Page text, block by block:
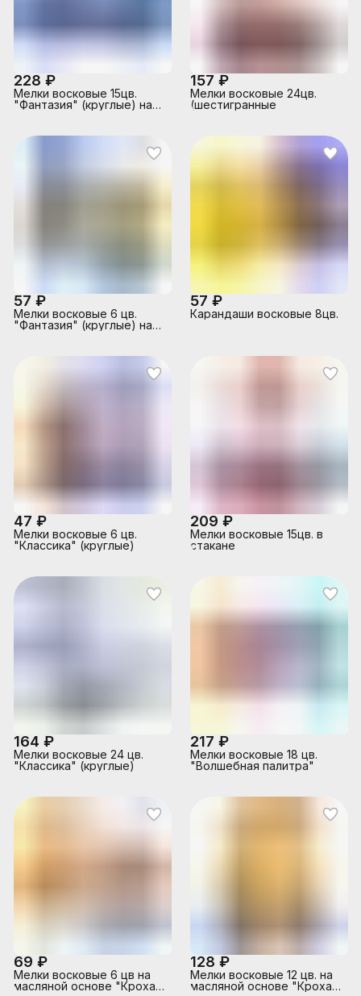
228 ₽
Мелки восковые 15цв.
"Фантазия" (круглые) на
157 ₽
Мелки восковые 24цв.
(шестигранные
57 ₽
Мелки восковые 6 цв.
"Фантазия" (круглые) на
57 ₽
Карандаши восковые 8цв.
47 ₽
Мелки восковые 6 цв.
"Классика" (круглые)
209 ₽
Мелки восковые 15цв. в
стакане
164 ₽
Мелки восковые 24 цв.
"Классика" (круглые)
217 ₽
Мелки восковые 18 цв.
"Волшебная палитра"
69 ₽
Мелки восковые 6 цв на
масляной основе "Кроха"
128 ₽
Мелки восковые 12 цв. на
масляной основе "Кроха"